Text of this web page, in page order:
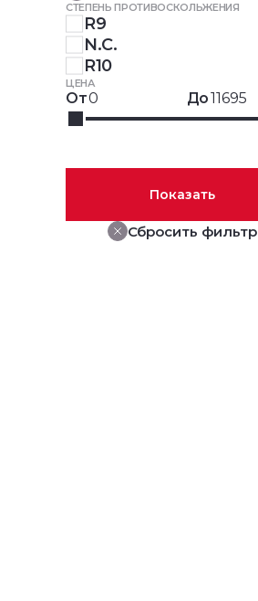
СТЕПЕНЬ ПРОТИВОСКОЛЬЖЕНИЯ
R9
N.C.
R10
ЦЕНА
От До
Показать
Сбросить фильтр